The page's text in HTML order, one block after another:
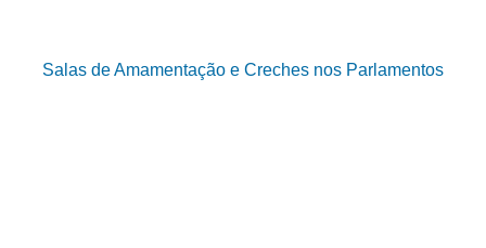
Salas de Amamentação e Creches nos Parlamentos